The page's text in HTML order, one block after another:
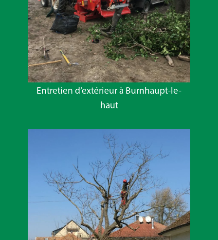
Entretien d’extérieur à Burnhaupt-le-
haut